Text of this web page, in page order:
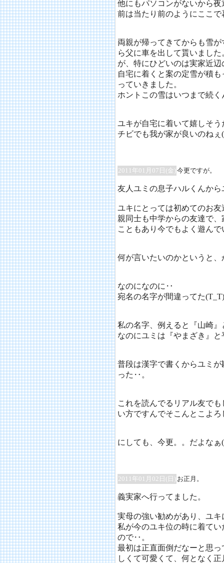
他にもパソコンがないから
前は当たり前のようにここ
両親が帰ってきてからも雪
ら父に車を出して貰いました
が、特にひどいのは実家近
自宅に着くと案の定雪が積
っていきました。
ホントこの雪はいつまで続
ユキが自宅に着いて嬉しそ
チビでも我が家が良いのねぇ
2011年01月07日(金)今更ですが。
友人ユミの息子ハルくんか
ユキにとっては初めてのお友
親同士も中学からの友達で
こともあり今でもよく遊んで
何が言いたいのかというと
なのになのに‥
宛名の名字が間違ってた(T_T)
私の名字、例えると『山崎
なのにユミは『やまざき』
普段は漢字で書くからユミ
った‥。
これを読んでるリアル友で
い方ですんでそこんとこよろ
にしても、今更。。だよなぁ
2011年01月02日(日) お正月。
義実家へ行ってました。
実母の強い勧めがあり、ユ
私が今のユキ位の時に着て
ので‥。
最初は正直面倒だなーと思
しくて可愛くて、何となく